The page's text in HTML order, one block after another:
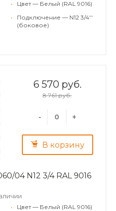
•
Цвет — Белый (RAL 9016)
•
Подключение — N12 3/4''
(боковое)
6 570 руб.
8 761 руб.
- +
В корзину
04 N12 3/4 RAL 9016
•
Цвет — Белый (RAL 9016)